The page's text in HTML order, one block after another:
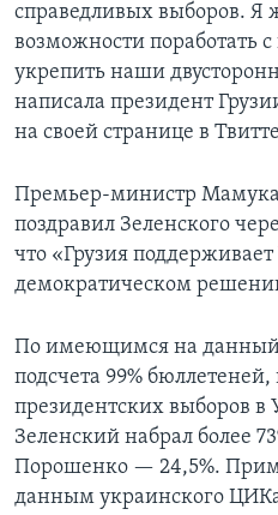
справедливых выборов. Я
возможности поработать
укрепить наши
написала президент
на своей странице в
Премьер-министр Мамука
поздравил Зеленского
что «Грузия
демократическом
По имеющимся на
подсчета 99% бюллетеней,
президентских выборов
Зеленский набрал более
Порошенко — 24,5%.
данным украинского